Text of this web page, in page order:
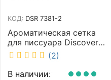
КОД: DSR 7381-2
Ароматическая сетка
для писсуара Discover
аромат Queen DSR
7381-2
(2)
В наличии: